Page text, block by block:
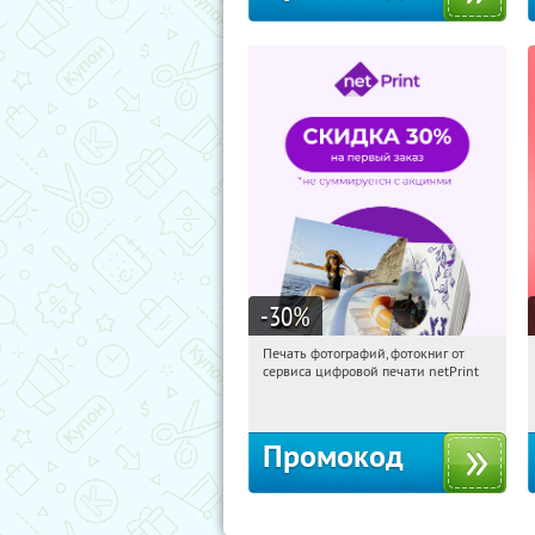
-30%
10:37:26 Получили:
Печать фотографий, фотокниг от
сервиса цифровой печати netPrint
Промокод